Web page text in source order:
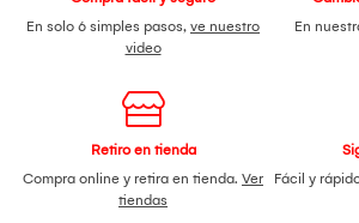
En solo 6 simples pasos, ve nuestro
video
En
Retiro en tienda
Compra online y retira en tienda. Ver
tiendas
Fácil y